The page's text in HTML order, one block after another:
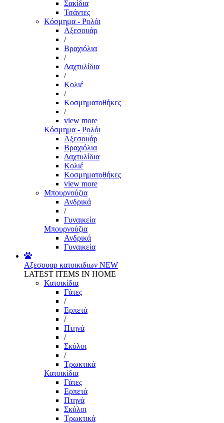
Σακίδια
Τσάντες
Κόσμημα - Ρολόι
Αξεσουάρ
/
Βραχιόλια
/
Δαχτυλίδια
/
Κολιέ
/
Κοσμηματοθήκες
/
view more
Κόσμημα - Ρολόι
Αξεσουάρ
Βραχιόλια
Δαχτυλίδια
Κολιέ
Κοσμηματοθήκες
view more
Μπουρνούζια
Ανδρικά
/
Γυναικεία
Μπουρνούζια
Ανδρικά
Γυναικεία
Αξεσουαρ κατοικιδιων NEW
LATEST ITEMS IN HOME
Κατοικίδια
Γάτες
/
Ερπετά
/
Πτηνά
/
Σκύλοι
/
Τρωκτικά
Κατοικίδια
Γάτες
Ερπετά
Πτηνά
Σκύλοι
Τρωκτικά